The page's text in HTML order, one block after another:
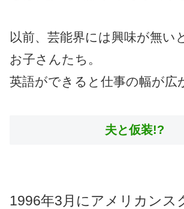
以前、芸能界には興味が無い
お子さんたち。
英語ができると仕事の幅が広
夫と仮装!?
1996年3月にアメリカンス